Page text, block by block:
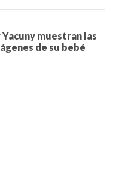
muestran las
de su bebé